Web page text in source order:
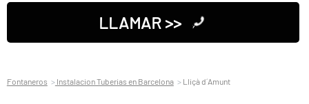
LLAMAR >>
Fontaneros Instalacion Tuberias en Barcelona Lliçà d´Amunt